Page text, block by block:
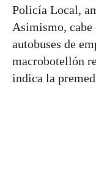
Policía Local,
Asimismo, cabe
autobuses de
macrobotellón
indica la